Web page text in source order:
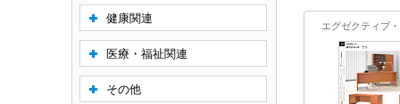
エグゼクティブ
健康関連
医療・福祉関連
その他